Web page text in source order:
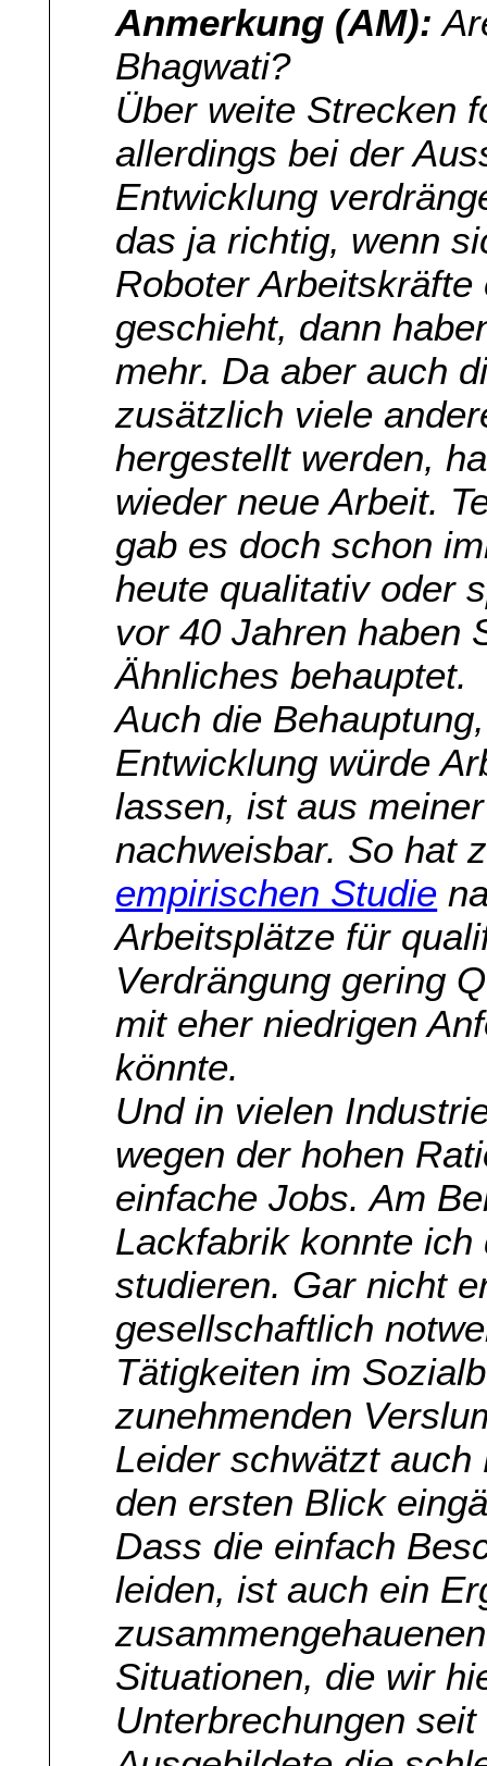
Anmerkung (AM):
Bhagwati?
Über weite Strecken
allerdings bei der
Entwicklung
das ja richtig, wenn
Roboter
geschieht, dann
mehr. Da aber auch
zusätzlich viele
hergestellt werden,
wieder neue Arbeit.
gab es doch schon
heute qualitativ oder
vor 40 Jahren haben
Ähnliches behauptet.
Auch die
Entwicklung würde
lassen, ist aus
nachweisbar. So hat
empirischen Studie
Arbeitsplätze für
Verdrängung gering
mit eher niedrigen
könnte.
Und in vielen
wegen der hohen
einfache Jobs. Am
Lackfabrik konnte
studieren. Gar nicht
gesellschaftlich
Tätigkeiten im
zunehmenden
Leider schwätzt
den ersten Blick
Dass die einfach
leiden, ist auch ein
Situationen, die wir
Unterbrechungen